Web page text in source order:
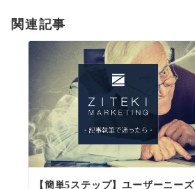
ン
関連記事
【簡単5ステップ】ユーザーニーズ